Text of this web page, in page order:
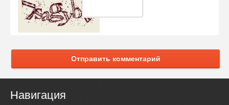
Отправить комментарий
Навигация